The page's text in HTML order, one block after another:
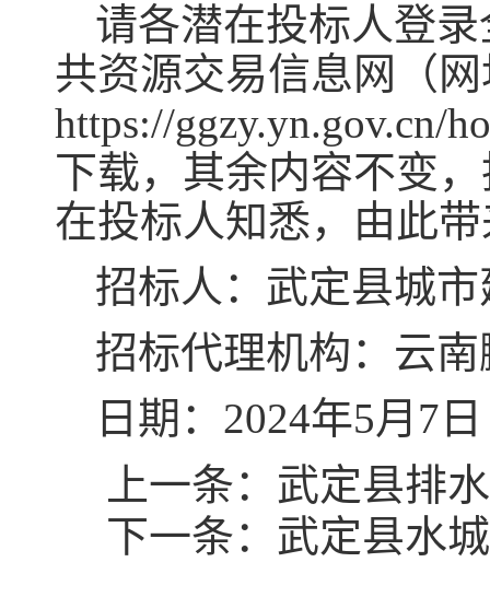
请各潜在投标人登
共资源交易信息网（
https://ggzy.yn.gov.cn/
下载，其余内容不变
在投标人知悉，由此
招标人：武定县城
招标代理机构：云
日期：2024年5月7日
上一条： 武定县排
下一条： 武定县水